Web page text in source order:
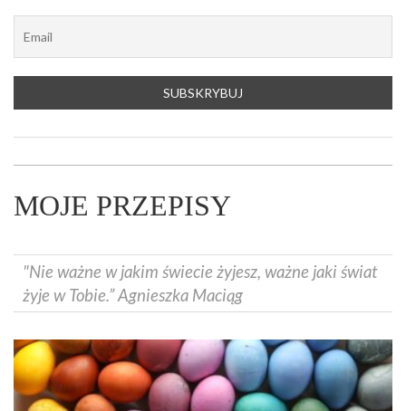
MOJE PRZEPISY
"Nie ważne w jakim świecie żyjesz, ważne jaki świat
żyje w Tobie.” Agnieszka Maciąg